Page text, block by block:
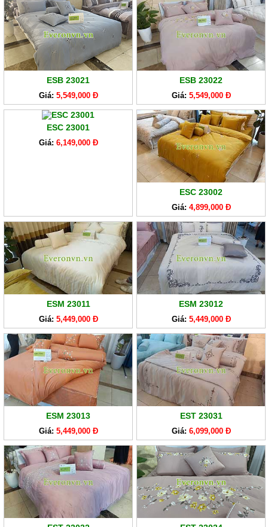
ESB 23021
Giá: 5,549,000 Đ
ESB 23022
Giá: 5,549,000 Đ
ESC 23001
Giá: 6,149,000 Đ
ESC 23002
Giá: 4,899,000 Đ
ESM 23011
Giá: 5,449,000 Đ
ESM 23012
Giá: 5,449,000 Đ
ESM 23013
Giá: 5,449,000 Đ
EST 23031
Giá: 6,099,000 Đ